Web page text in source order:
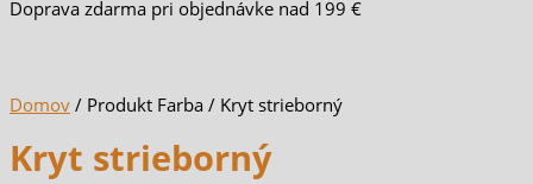
Doprava zdarma pri objednávke nad 199 €
Domov / Produkt Farba / Kryt strieborný
Kryt strieborný